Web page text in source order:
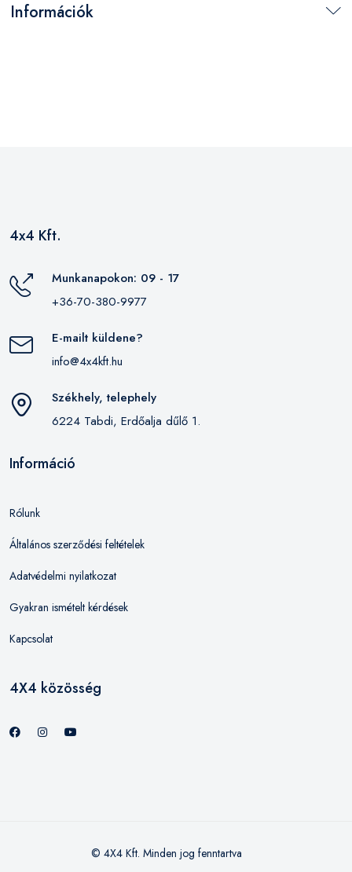
Információk
4x4 Kft.
Munkanapokon: 09 - 17
+36-70-380-9977
E-mailt küldene?
info@4x4kft.hu
Székhely, telephely
6224 Tabdi, Erdőalja dűlő 1.
Információ
Rólunk
Általános szerződési feltételek
Adatvédelmi nyilatkozat
Gyakran ismételt kérdések
Kapcsolat
4X4 közösség
© 4X4 Kft. Minden jog fenntartva